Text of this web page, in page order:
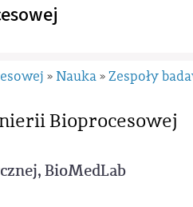
» Nauka » Zespoły
Bioprocesowej
BioMedLab